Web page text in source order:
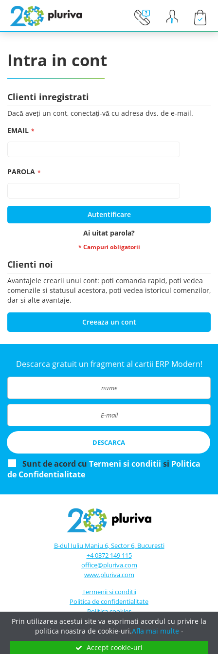
Prin utilizarea acestui site va exprimati acordul cu privire la
politica noastra de cookie-uri.Afla mai multe -
Accept cookie-uri
Cosul
Intra in cont
Clienti inregistrati
Dacă aveți un cont, conectați-vă cu adresa dvs. de e-mail.
EMAIL
PAROLA
Autentificare
Ai uitat parola?
Clienti noi
Avantajele crearii unui cont: poti comanda rapid, poti vedea
comenzile si statusul acestora, poti vedea istoricul comenzilor,
dar si alte avantaje.
Creeaza un cont
Descarca gratuit un fragment al cartii ERP Modern!
DESCARCA
Sunt de acord cu Termeni si conditii si Politica
de Confidentialitate
B-dul Iuliu Maniu 6, Sector 6, Bucuresti
+4 0372 149 115
office@pluriva.com
www.pluriva.com
Termenii si conditii
Politica de confidentialitate
Politica cookies
ANPC
Solutii si servicii IT&C personalizate.